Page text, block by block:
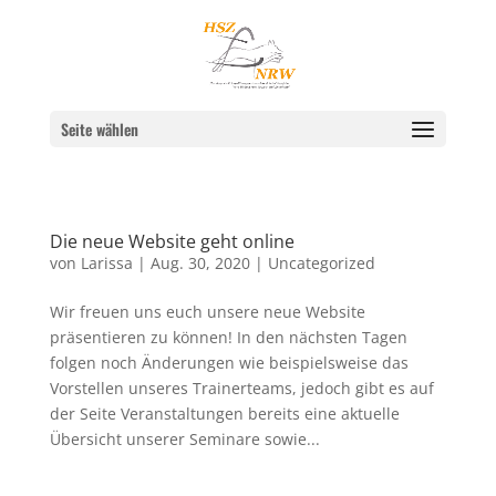
Seite wählen
Die neue Website geht online
von Larissa | Aug. 30, 2020| Uncategorized
Wir freuen uns euch unsere neue Website
präsentieren zu können! In den nächsten Tagen
folgen noch Änderungen wie beispielsweise das
Vorstellen unseres Trainerteams, jedoch gibt es auf
der Seite Veranstaltungen bereits eine aktuelle
Übersicht unserer Seminare sowie...